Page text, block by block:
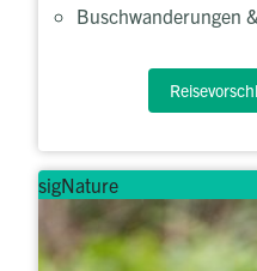
Buschwanderungen
sigNature